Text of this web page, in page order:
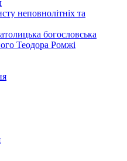
неповнолітніх та
богословська
Теодора Ромжі